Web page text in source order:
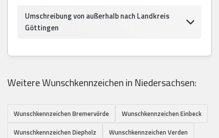
Umschreibung von außerhalb nach Landkreis
Göttingen
Weitere Wunschkennzeichen in Niedersachsen:
Wunschkennzeichen Bremervörde
Wunschkennzeichen Einbeck
Wunschkennzeichen Diepholz
Wunschkennzeichen Verden